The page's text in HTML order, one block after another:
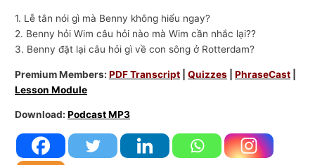
1. Lễ tân nói gì mà Benny không hiểu ngay?
2. Benny hỏi Wim câu hỏi nào mà Wim cần nhắc lại??
3. Benny đặt lại câu hỏi gì về con sông ở Rotterdam?
Premium Members:PDF Transcript |Quizzes |PhraseCast
Lesson Module
Download:Podcast MP3